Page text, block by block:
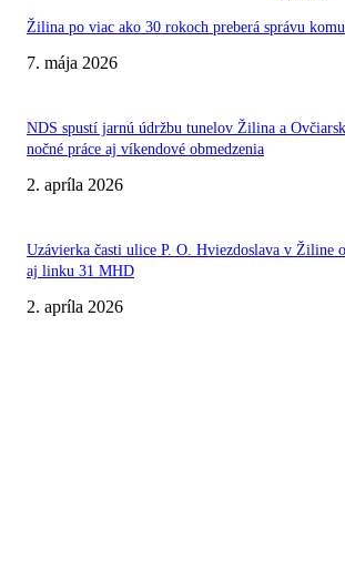
Žilina po viac ako 30 rokoch preberá správu
7. mája 2026
NDS spustí jarnú údržbu tunelov Žilina a
nočné práce aj víkendové obmedzenia
2. apríla 2026
Uzávierka časti ulice P. O. Hviezdoslava v Žiline
aj linku 31 MHD
2. apríla 2026